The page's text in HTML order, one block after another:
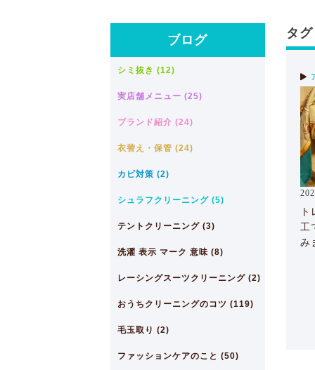
タ
工
み
ブログ
シミ抜き (12)
実店舗メニュー (25)
ブランド紹介 (24)
衣替え・保管 (24)
カビ対策 (2)
シュラフクリーニング (5)
テントクリーニング (3)
洗濯 表示 マーク 意味 (8)
レーシングスーツクリーニング (2)
おうちクリーニングのコツ (119)
毛玉取り (2)
ファッションケアのこと (50)